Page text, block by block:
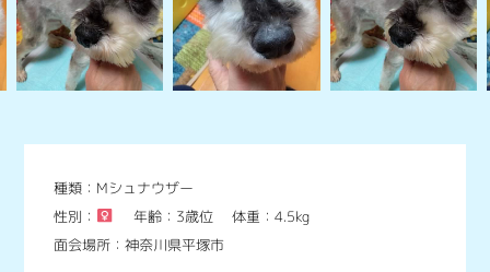
種類：Mシュナウザー
性別：
年齢：3歳位
体重：4.5kg
面会場所：神奈川県平塚市